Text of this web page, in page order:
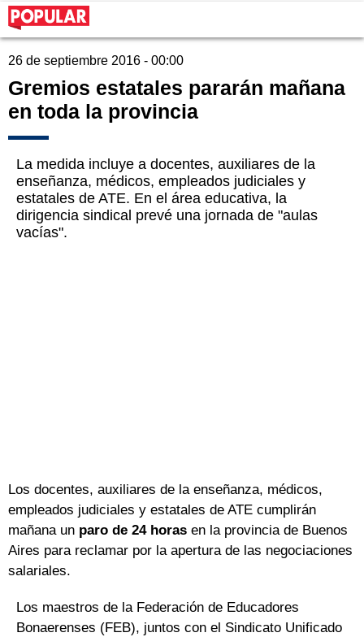
26 de septiembre 2016 - 00:00
Gremios estatales pararán mañana
en toda la provincia
La medida incluye a docentes, auxiliares de la
enseñanza, médicos, empleados judiciales y
estatales de ATE. En el área educativa, la
dirigencia sindical prevé una jornada de "aulas
vacías".
Los docentes, auxiliares de la enseñanza, médicos,
empleados judiciales y estatales de ATE cumplirán
mañana un paro de 24 horas en la provincia de Buenos
Aires para reclamar por la apertura de las negociaciones
salariales.
Los maestros de la Federación de Educadores
Bonaerenses (FEB), juntos con el Sindicato Unificado